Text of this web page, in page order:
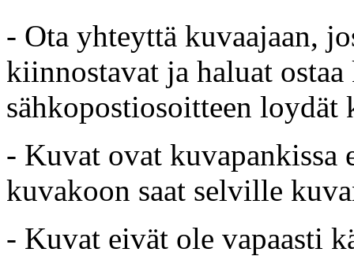
- Ota yhteyttä kuvaajaan,
kiinnostavat ja haluat
sähkopostiosoitteen loydät
- Kuvat ovat kuvapankissa
kuvakoon saat selville
- Kuvat eivät ole vapaasti